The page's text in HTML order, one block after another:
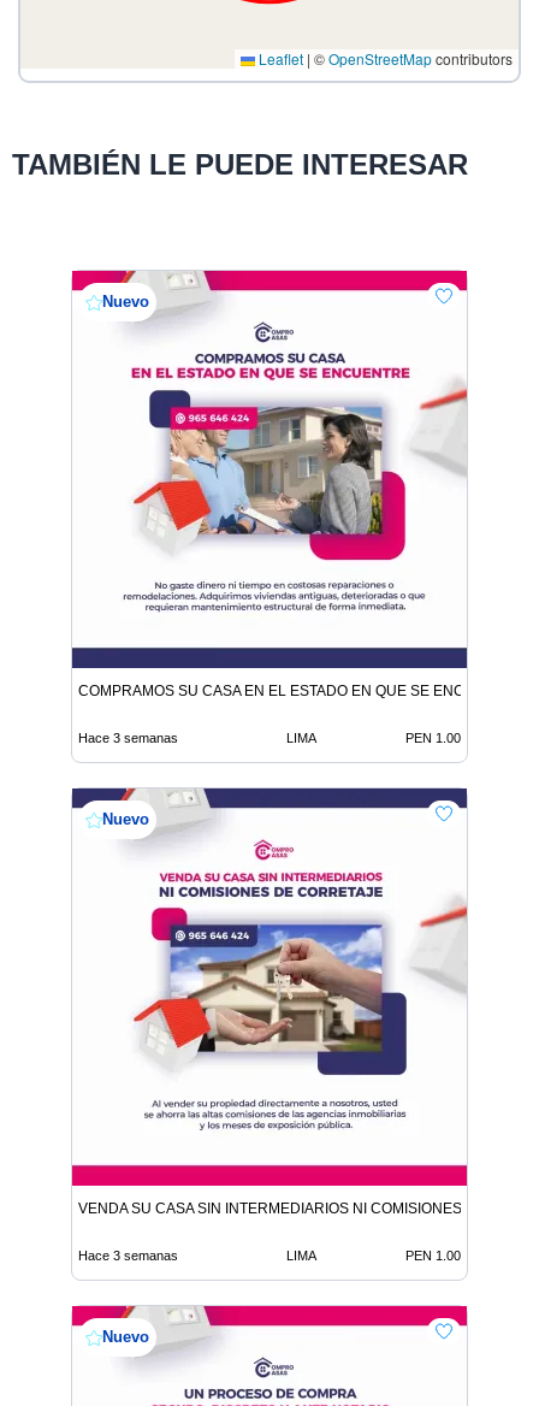
Leaflet | ©OpenStreetMapcontributors
TAMBIÉN LE PUEDE INTERESAR
Nuevo
COMPRAMOS SU CASA EN EL ESTADO EN QUE SE ENCUENTRE
Hace 3 semanas LIMA PEN 1.00
Nuevo
VENDA SU CASA SIN INTERMEDIARIOS NI COMISIONES DE
Hace 3 semanas LIMA PEN 1.00
Nuevo